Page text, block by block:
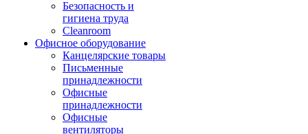
Безопасность и
гигиена труда
Cleanroom
Офисное оборудование
Канцелярские товары
Письменные
принадлежности
Офисные
принадлежности
Офисные
вентиляторы